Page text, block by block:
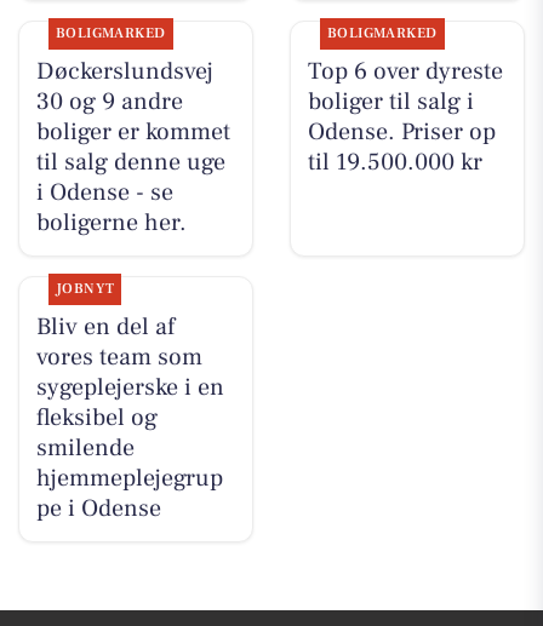
BOLIGMARKED
Døckerslundsvej
30 og 9 andre
boliger er kommet
til salg denne uge
i Odense - se
boligerne her.
BOLIGMARKED
Top 6 over dyreste
boliger til salg i
Odense. Priser op
til 19.500.000 kr
JOBNYT
Bliv en del af
vores team som
sygeplejerske i en
fleksibel og
smilende
hjemmeplejegrup
pe i Odense